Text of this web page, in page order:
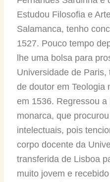
Estudou Filosofia e
Salamanca, tenho
1527. Pouco tempo
lhe uma bolsa para
Universidade de
de doutor em Teologia
em 1536. Regressou
monarca, que
intelectuais, pois
corpo docente da
transferida de Lisboa
muito jovem e